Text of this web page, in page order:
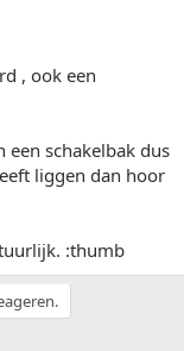
, ook een
schakelbak dus
liggen dan hoor
:thumb